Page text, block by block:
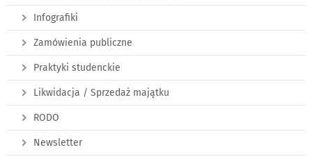
Infografiki
Zamówienia publiczne
Praktyki studenckie
Likwidacja / Sprzedaż majątku
RODO
Newsletter